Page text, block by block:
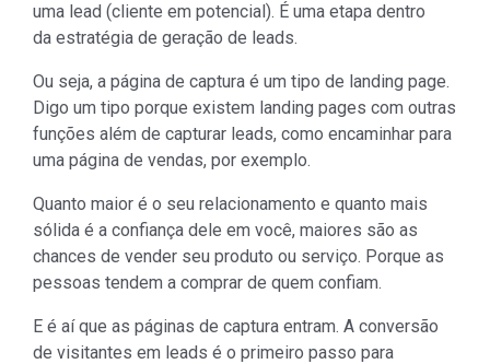
uma lead (cliente em potencial). É uma etapa dentro
da estratégia de geração de leads.
Ou seja, a página de captura é um tipo de landing page.
Digo um tipo porque existem landing pages com outras
funções além de capturar leads, como encaminhar para
uma página de vendas, por exemplo.
Quanto maior é o seu relacionamento e quanto mais
sólida é a confiança dele em você, maiores são as
chances de vender seu produto ou serviço. Porque as
pessoas tendem a comprar de quem confiam.
E é aí que as páginas de captura entram. A conversão
de visitantes em leads é o primeiro passo para